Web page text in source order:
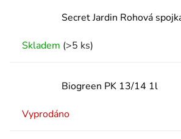
Secret Jardin Rohová
Skladem (>5 ks)
Biogreen PK 13/14 1l
Vyprodáno